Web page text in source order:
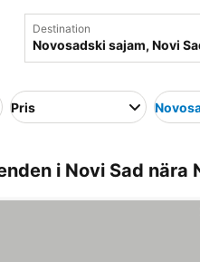
Destination
Pris
i Novi Sad nära